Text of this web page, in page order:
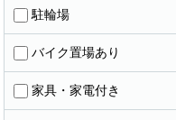
駐輪場
バイク置場あり
家具・家電付き